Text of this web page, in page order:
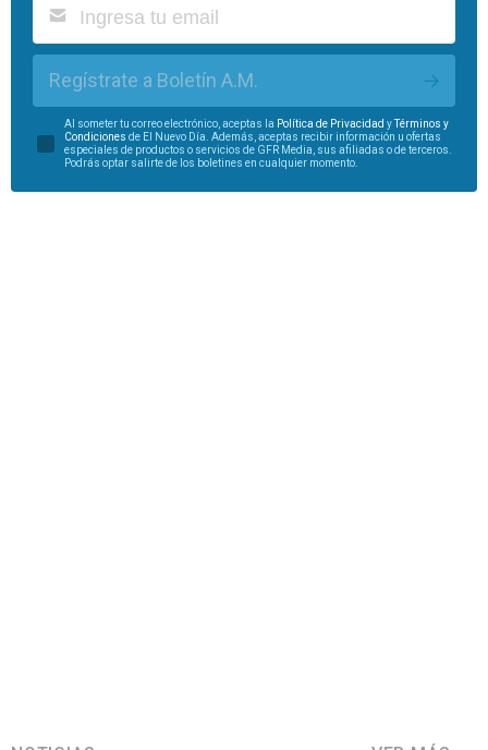
Regístrate a Boletín A.M.
Al someter tu correo electrónico, aceptas la Política de Privacidad yTérminos y
Condiciones de El Nuevo Día. Además, aceptas recibir información u ofertas
especiales de productos o servicios de GFR Media, sus afiliadas o de terceros.
Podrás optar salirte de los boletines en cualquier momento.